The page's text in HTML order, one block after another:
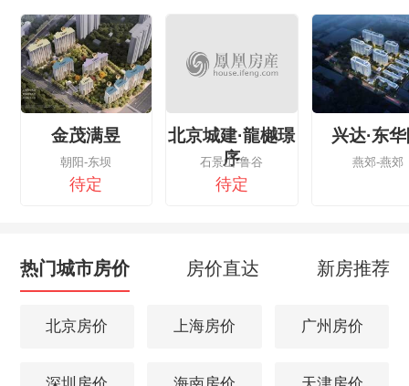
金茂满昱
朝阳-东坝
待定
北京城建·龍樾璟
序
石景山-鲁谷
待定
兴达·东
燕郊-燕郊
热门城市房价 房价直达 新房推荐
北京房价 上海房价 广州房价